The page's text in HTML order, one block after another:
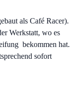
als Café Racer).
Werkstatt, wo es
bekommen hat.
sofort